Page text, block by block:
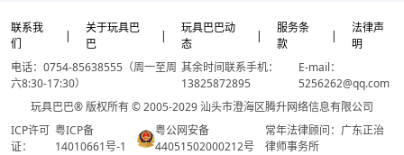
联系我
们
|
关于玩具巴
巴
|
玩具巴巴动
态
|
服务条
款
|
法律声
明
电话：0754-85638555（周一至周
六8:30-17:30）
其余时间联系手机：
13825872895
E-mail：
5256262@qq.com
玩具巴巴® 版权所有 © 2005-2029 汕头市澄海区腾升网络信息有限公司
ICP许可
证：
粤ICP备
14010661号-1
粤公网安备
44051502000212号
常年法律顾问：广东正治
律师事务所